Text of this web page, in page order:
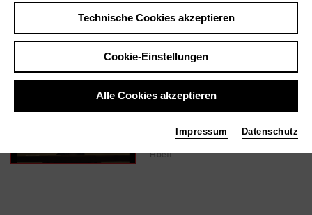
In Filmen / Medien wie ...
Binokl | 2019
Ton
Foto 2019 Mila Zhluktenko | Rebecca
Hoeft
Technische Cookies akzeptieren
Cookie-Einstellungen
Alle Cookies akzeptieren
Impressum Datenschutz